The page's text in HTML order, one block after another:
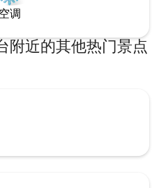
空调
附近的其他热门景点